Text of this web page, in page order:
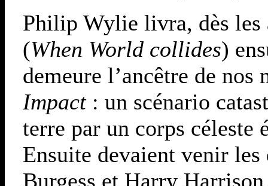
Philip Wylie livra, dès les
(When World collides)
demeure l’ancêtre de nos
Impact: un scénario
terre par un corps céleste
Ensuite devaient venir
Burgess et Harry